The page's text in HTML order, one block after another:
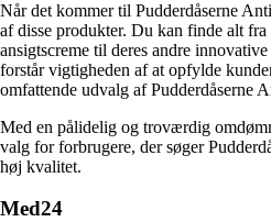
Når det kommer til Pudderdåserne
af disse produkter. Du kan finde alt
ansigtscreme til deres andre
forstår vigtigheden af ​​at opfylde
omfattende udvalg af Pudderdåserne
Med en pålidelig og troværdig
valg for forbrugere, der søger
høj kvalitet.
Med24